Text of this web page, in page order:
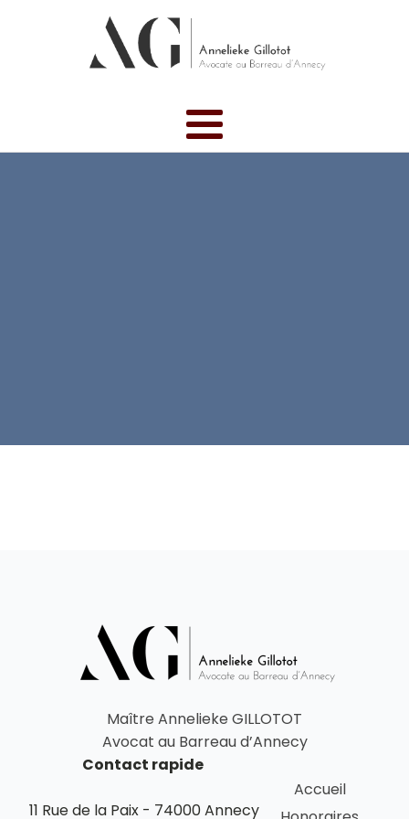
Maître Annelieke GILLOTOT
Avocat au Barreau d’Annecy
Contact rapide
11 Rue de la Paix - 74000 Annecy
Accueil